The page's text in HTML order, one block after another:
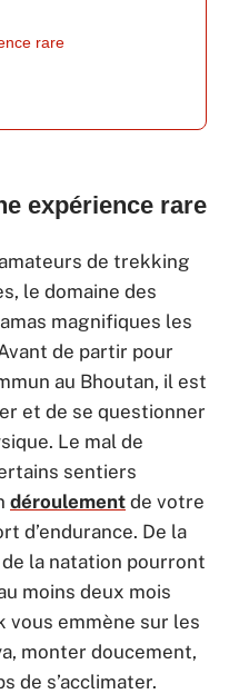
rare
expérience rare
de trekking
le domaine des
magnifiques les
de partir pour
au Bhoutan, il est
et de se questionner
Le mal de
sentiers
déroulement de votre
d’endurance. De la
la natation pourront
moins deux mois
vous emmène sur les
monter doucement,
de s’acclimater.